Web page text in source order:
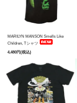
MARILYN MANSON Smells Like
Children, Tシャツ
4,480円(税込)